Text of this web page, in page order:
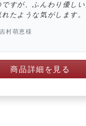
ですが、ふんわり優し
たような気がします。
村萌恵様
商品詳細を見る